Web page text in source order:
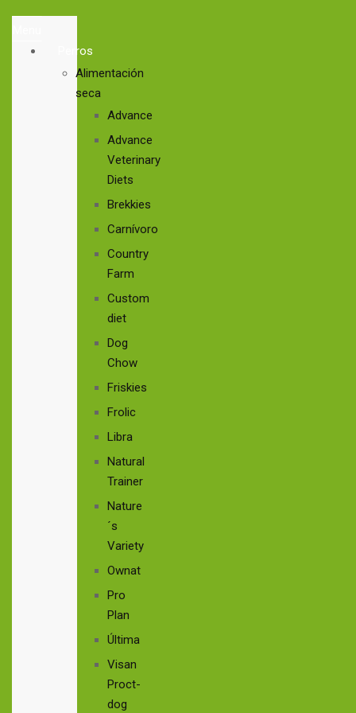
Perros
Alimentación
seca
Advance
Advance
Veterinary
Diets
Brekkies
Carnívoro
Country
Farm
Custom
diet
Dog
Chow
Friskies
Frolic
Libra
Natural
Trainer
Nature
´s
Variety
Ownat
Pro
Plan
Última
Visan
Proct-
dog